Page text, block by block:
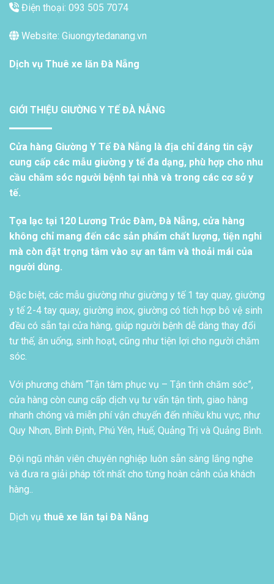
Điện thoại: 093 505 7074
Website: Giuongytedanang.vn
Dịch vụ Thuê xe lăn Đà Nẵng
GIỚI THIỆU GIƯỜNG Y TẾ ĐÀ NẴNG
Cửa hàng Giường Y Tế Đà Nẵng là địa chỉ đáng tin cậy
cung cấp các mẫu giường y tế đa dạng, phù hợp cho nhu
cầu chăm sóc người bệnh tại nhà và trong các cơ sở y
tế.
Tọa lạc tại 120 Lương Trúc Đàm, Đà Nẵng, cửa hàng
không chỉ mang đến các sản phẩm chất lượng, tiện nghi
mà còn đặt trọng tâm vào sự an tâm và thoải mái của
người dùng.
Đặc biệt, các mẫu giường như giường y tế 1 tay quay, giường
y tế 2-4 tay quay, giường inox, giường có tích hợp bô vệ sinh
đều có sẵn tại cửa hàng, giúp người bệnh dễ dàng thay đổi
tư thế, ăn uống, sinh hoạt, cũng như tiện lợi cho người chăm
sóc.
Với phương châm “Tận tâm phục vụ – Tận tình chăm sóc”,
cửa hàng còn cung cấp dịch vụ tư vấn tận tình, giao hàng
nhanh chóng và miễn phí vận chuyển đến nhiều khu vực, như
Quy Nhơn, Bình Định, Phú Yên, Huế, Quảng Trị và Quảng Bình.
Đội ngũ nhân viên chuyên nghiệp luôn sẵn sàng lắng nghe
và đưa ra giải pháp tốt nhất cho từng hoàn cảnh của khách
hàng..
Dịch vụ thuê xe lăn tại Đà Nẵng